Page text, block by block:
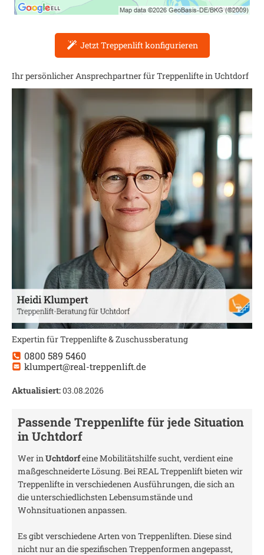
Jetzt Treppenlift konfigurieren
Ihr persönlicher Ansprechpartner für Treppenlifte inUchtdorf
Expertin für Treppenlifte & Zuschussberatung
0800 589 5460
klumpert@real-treppenlift.de
Aktualisiert:03.08.2026
Passende Treppenlifte für jede Situation
inUchtdorf
Wer inUchtdorfeine Mobilitätshilfe sucht, verdient eine
maßgeschneiderte Lösung. Bei REAL Treppenlift bieten wir
Treppenlifte in verschiedenen Ausführungen, die sich an
die unterschiedlichsten Lebensumstände und
Wohnsituationen anpassen.
Es gibt verschiedene Arten von Treppenliften. Diese sind
nicht nur an die spezifischen Treppenformen angepasst,